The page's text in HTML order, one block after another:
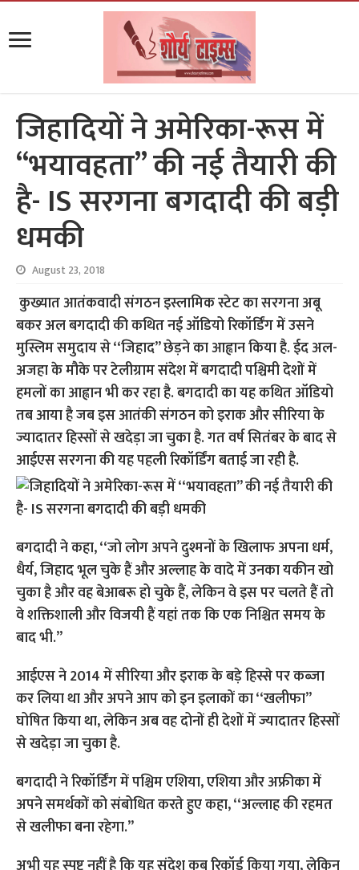
जिहादियों ने अमेरिका-रूस में
‘‘भयावहता’’ की नई तैयारी की
है- IS सरगना बगदादी की बड़ी
धमकी
August 23, 2018
कुख्यात आतंकवादी संगठन इस्लामिक स्टेट का सरगना अबू
बकर अल बगदादी की कथित नई ऑडियो रिकॉर्डिंग में उसने
मुस्लिम समुदाय से ‘‘जिहाद’’ छेड़ने का आह्वान किया है. ईद अल-
अजहा के मौके पर टेलीग्राम संदेश में बगदादी पश्चिमी देशों में
हमलों का आह्वान भी कर रहा है. बगदादी का यह कथित ऑडियो
तब आया है जब इस आतंकी संगठन को इराक और सीरिया के
ज्यादातर हिस्सों से खदेड़ा जा चुका है. गत वर्ष सितंबर के बाद से
आईएस सरगना की यह पहली रिकॉर्डिंग बताई जा रही है.
बगदादी ने कहा, ‘‘जो लोग अपने दुश्मनों के खिलाफ अपना धर्म,
धैर्य, जिहाद भूल चुके हैं और अल्लाह के वादे में उनका यकीन खो
चुका है और वह बेआबरू हो चुके हैं, लेकिन वे इस पर चलते हैं तो
वे शक्तिशाली और विजयी हैं यहां तक कि एक निश्चित समय के
बाद भी.’’
आईएस ने 2014 में सीरिया और इराक के बड़े हिस्से पर कब्जा
कर लिया था और अपने आप को इन इलाकों का ‘‘खलीफा’’
घोषित किया था, लेकिन अब वह दोनों ही देशों में ज्यादातर हिस्सों
से खदेड़ा जा चुका है.
बगदादी ने रिकॉर्डिंग में पश्चिम एशिया, एशिया और अफ्रीका में
अपने समर्थकों को संबोधित करते हुए कहा, ‘‘अल्लाह की रहमत
से खलीफा बना रहेगा.’’